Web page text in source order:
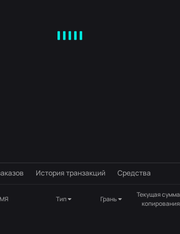
История транзакций Средства
Тип Грань
Текущая сумма
копирования